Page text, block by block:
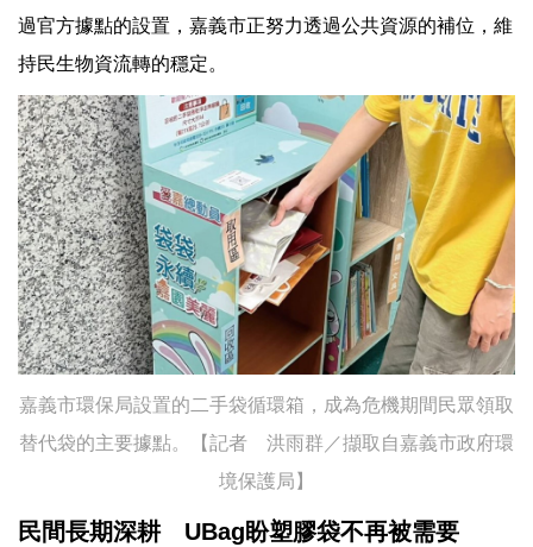
過官方據點的設置，嘉義市正努力透過公共資源的補位，維
持民生物資流轉的穩定。
嘉義市環保局設置的二手袋循環箱，成為危機期間民眾領取
替代袋的主要據點。【記者 洪雨群／擷取自嘉義市政府環
境保護局】
民間長期深耕 UBag盼塑膠袋不再被需要